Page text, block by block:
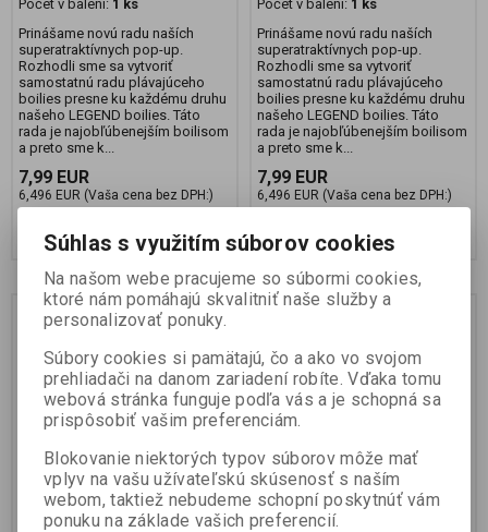
Počet v balení: 1 ks
Prinášame novú radu naších
superatraktívnych pop-up.
Rozhodli sme sa vytvoriť
samostatnú radu plávajúceho
boilies presne ku každému druhu
našeho LEGEND boilies. Táto
rada je najobľúbenejším boilisom
a preto sme k...
7,99 EUR
6,496 EUR (Vaša cena bez DPH:)
Počet v balení: 1 ks
Prinášame novú radu naších
superatraktívnych pop-up.
Rozhodli sme sa vytvoriť
samostatnú radu plávajúceho
boilies presne ku každému druhu
našeho LEGEND boilies. Táto
rada je najobľúbenejším boilisom
a preto sme k...
7,99 EUR
6,496 EUR (Vaša cena bez DPH:)
pop up LEGEND GLM
pop up LEGEND WINTER
Súhlas s využitím súborov cookies
Na našom webe pracujeme so súbormi cookies,
ktoré nám pomáhajú skvalitniť naše služby a
personalizovať ponuky.
Súbory cookies si pamätajú, čo a ako vo svojom
prehliadači na danom zariadení robíte. Vďaka tomu
webová stránka funguje podľa vás a je schopná sa
prispôsobiť vašim preferenciám.
Blokovanie niektorých typov súborov môže mať
vplyv na vašu užívateľskú skúsenosť s naším
webom, taktiež nebudeme schopní poskytnúť vám
ponuku na základe vašich preferencií.